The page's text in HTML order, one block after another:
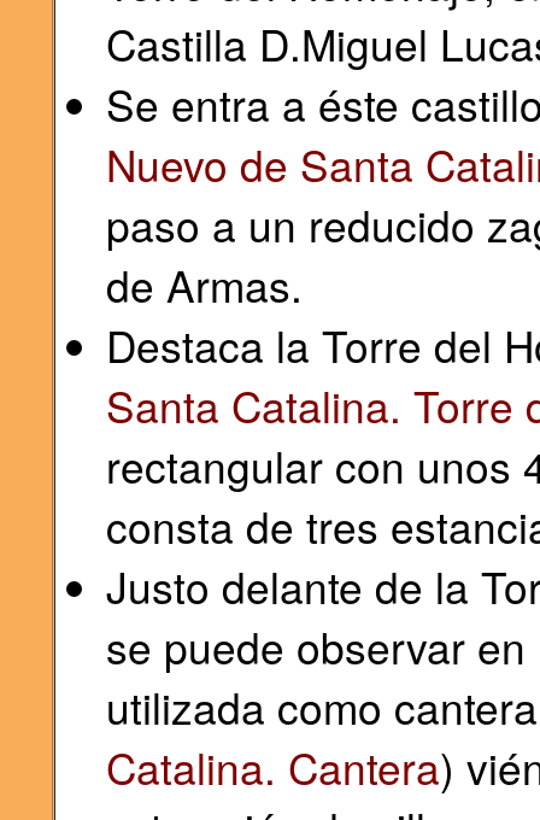
Castilla D.Miguel
Se entra a éste
Nuevo de Santa
paso a un reducido
de Armas.
Destaca la Torre del
Santa Catalina. Torre
rectangular con unos
consta de tres
Justo delante de la
se puede observar
utilizada como
Catalina. Cantera)